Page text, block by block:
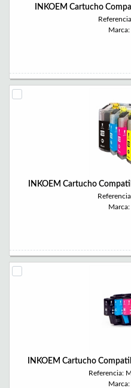
INKOEM Cartucho
INKOEM Cartucho
INKOEM Cartucho
Referencia: